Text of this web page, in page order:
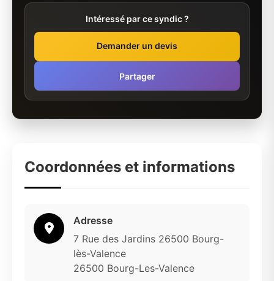
Intéressé par ce syndic ?
Demander un devis
Partager
Coordonnées et informations
Adresse
7 Rue des Jardins 26500 Bourg-
lès-Valence
26500 Bourg-Les-Valence